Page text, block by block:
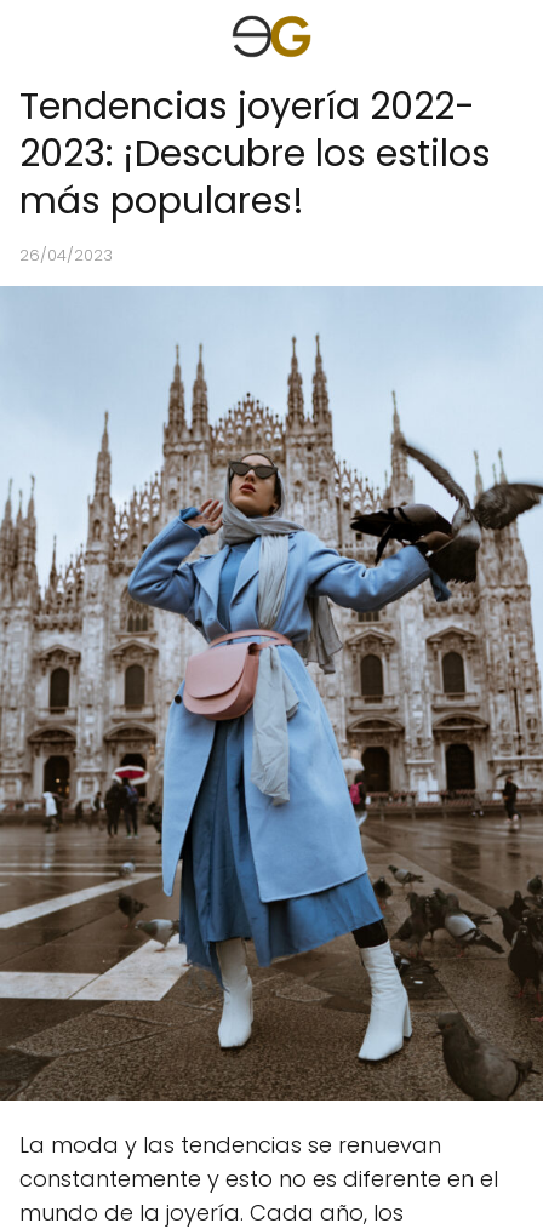
Tendencias joyería 2022-
2023: ¡Descubre los estilos
más populares!
26/04/2023
La moda y las tendencias se renuevan
constantemente y esto no es diferente en el
mundo de la joyería. Cada año, los